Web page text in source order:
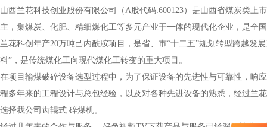
山西兰花科技创业股份有限公司（A股代码:600123）是山西省煤炭类
主，集煤炭、化肥、精细煤化工等多元产业于一体的现代化企业，是全
兰花科创年产20万吨己内酰胺项目，是省、市“十二五”规划转型跨越发
料”，是传统煤化工向现代煤化工转变的重大项目。
在项目输煤破碎设备选型过程中，为了保证设备的先进性与可靠性，响
程多年来的工程设计与总包经验，以及对各种先进设备的熟悉，经过兰
选择我公司齿辊式 碎煤机。